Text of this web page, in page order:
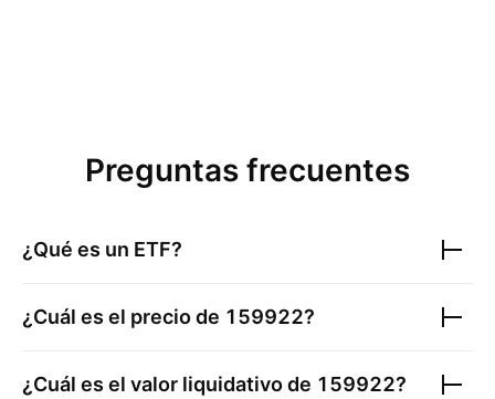
Preguntas frecuentes
¿Qué es un ETF?
¿Cuál es el precio de 159922?
¿Cuál es el valor liquidativo de 159922?